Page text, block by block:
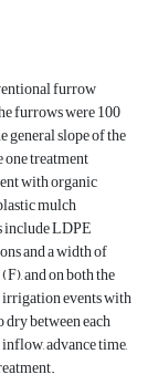
furrow
furrows were 100
general slope of the
treatment
with organic
mulch
include LDPE
and a width of
and on both the
events with
between each
advance time,